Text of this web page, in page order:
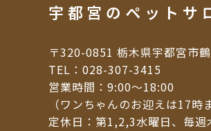
宇都宮のペットサ
〒320-0851 栃木県宇都宮市
TEL： 028-307-3415
営業時間：9:00～18:00
（ワンちゃんのお迎えは17時
定休日：第1,2,3水曜日、毎週